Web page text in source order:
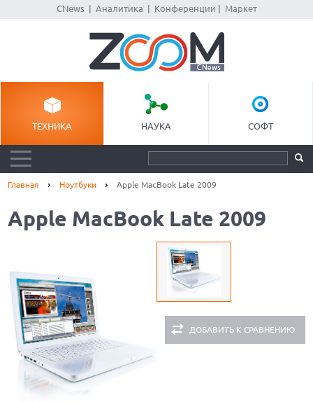
CNews| Аналитика Конференции Маркет
ТЕХНИКА НАУКА СОФТ
Главная Ноутбуки Apple MacBook Late 2009
Apple MacBook Late 2009
ДОБАВИТЬ К СРАВНЕНИЮ